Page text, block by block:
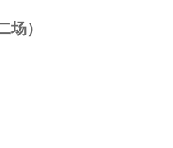
场）